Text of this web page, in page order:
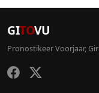
GITOVU
Pronostikeer Voorjaar,